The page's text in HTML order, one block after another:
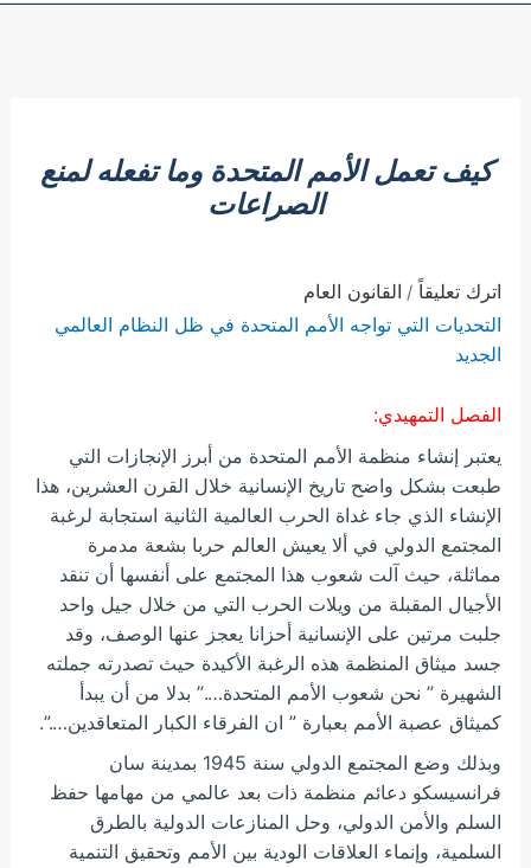
كيف تعمل الأمم المتحدة وما تفعله لمنع
الصراعات
اترك تعليقاً / القانون العام
التحديات التي تواجه الأمم المتحدة في ظل النظام العالمي
الجديد
الفصل التمهيدي:
يعتبر إنشاء منظمة الأمم المتحدة من أبرز الإنجازات التي
طبعت بشكل واضح تاريخ الإنسانية خلال القرن العشرين، هذا
الإنشاء الذي جاء غداة الحرب العالمية الثانية استجابة لرغبة
المجتمع الدولي في ألا يعيش العالم حربا بشعة مدمرة
مماثلة، حيث آلت شعوب هذا المجتمع على أنفسها أن تنقد
الأجيال المقبلة من ويلات الحرب التي من خلال جيل واحد
جلبت مرتين على الإنسانية أحزانا يعجز عنها الوصف، وقد
جسد ميثاق المنظمة هذه الرغبة الأكيدة حيث تصدرته جملته
الشهيرة ” نحن شعوب الأمم المتحدة….” بدلا من أن يبدأ
كميثاق عصبة الأمم بعبارة ” ان الفرقاء الكبار المتعاقدين….”.
وبذلك وضع المجتمع الدولي سنة 1945 بمدينة سان
فرانسيسكو دعائم منظمة ذات بعد عالمي من مهامها حفظ
السلم والأمن الدولي، وحل المنازعات الدولية بالطرق
السلمية، وإنماء العلاقات الودية بين الأمم وتحقيق التنمية